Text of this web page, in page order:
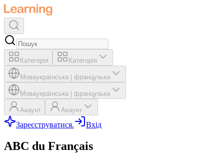
Категорія Категорія
Моваукраїнська французька
Моваукраїнська французька
Акаунт Акаунт
Зареєструватися. Вхід
ABC du Français